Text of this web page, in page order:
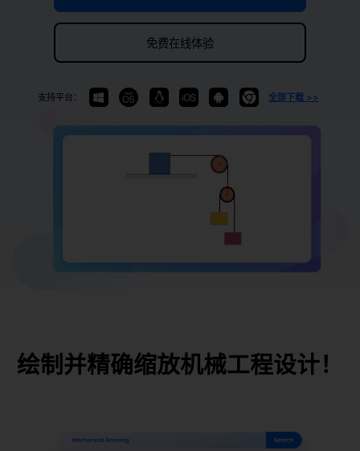
加入我们
免费在线体验
支持平台： 全部下载 >>
绘制并精确缩放机械工程设计！